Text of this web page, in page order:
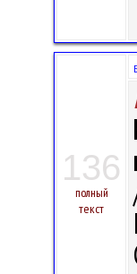
136
полный
текст